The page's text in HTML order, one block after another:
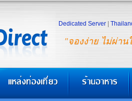
"จองง่าย ไม่ผ่าน
Dedicated Server